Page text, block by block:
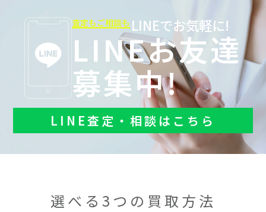
査定もご相談も LINEでお気軽に!
LINEお友達
募集中!
LINE査定・相談はこちら
選べる3つの買取方法